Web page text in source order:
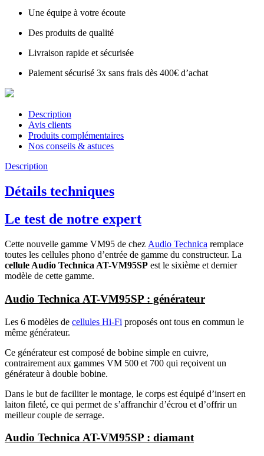
Une équipe à votre écoute
Des produits de qualité
Livraison rapide et sécurisée
Paiement sécurisé 3x sans frais dès 400€ d’achat
Description
Avis clients
Produits complémentaires
Nos conseils & astuces
Description
Détails techniques
Le test de notre expert
Cette nouvelle gamme VM95 de chez Audio Technica remplace
toutes les cellules phono d’entrée de gamme du constructeur. La
cellule Audio Technica AT-VM95SP est le sixième et dernier
modèle de cette gamme.
Audio Technica AT-VM95SP : générateur
Les 6 modèles de cellules Hi-Fi proposés ont tous en commun le
même générateur.
Ce générateur est composé de bobine simple en cuivre,
contrairement aux gammes VM 500 et 700 qui reçoivent un
générateur à double bobine.
Dans le but de faciliter le montage, le corps est équipé d’insert en
laiton fileté, ce qui permet de s’affranchir d’écrou et d’offrir un
meilleur couple de serrage.
Audio Technica AT-VM95SP : diamant